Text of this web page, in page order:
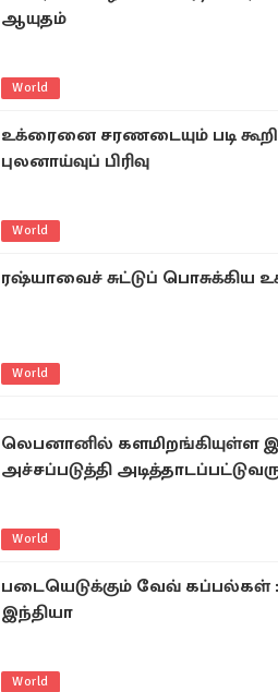
ஆயுதம்
World
உக்ரைனை சரணடையும் படி
புலனாய்வுப் பிரிவு
World
ரஷ்யாவைச் சுட்டுப் பொசுக்கிய
World
லெபனானில் களமிறங்கியுள்ள
அச்சப்படுத்தி
World
படையெடுக்கும் வேவ் கப்பல்கள்
இந்தியா
World